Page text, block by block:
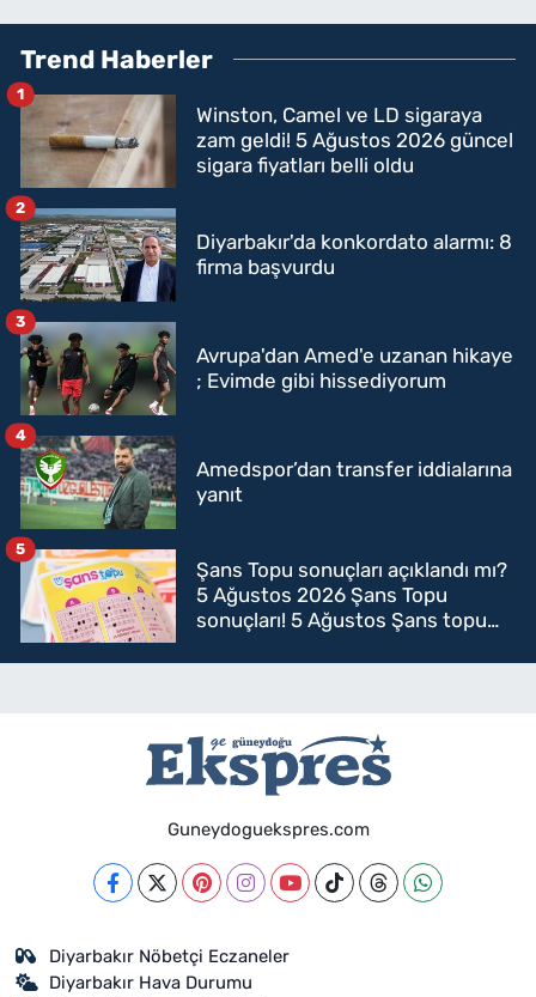
Trend Haberler
Winston, Camel ve LD sigaraya
zam geldi! 5 Ağustos 2026 güncel
sigara fiyatları belli oldu
1
Diyarbakır'da konkordato alarmı: 8
firma başvurdu
2
Avrupa'dan Amed'e uzanan hikaye
; Evimde gibi hissediyorum
3
Amedspor’dan transfer iddialarına
yanıt
4
Şans Topu sonuçları açıklandı mı?
5 Ağustos 2026 Şans Topu
sonuçları! 5 Ağustos Şans topu
5
Guneydoguekspres.com
Diyarbakır Nöbetçi Eczaneler
Diyarbakır Hava Durumu